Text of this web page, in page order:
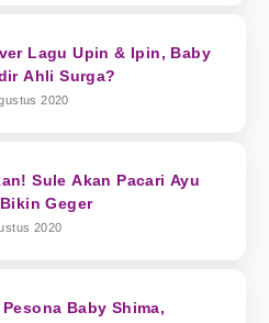
Lagu Upin & Ipin, Baby
Ahli Surga?
2020
Sule Akan Pacari Ayu
Geger
2020
Baby Shima,